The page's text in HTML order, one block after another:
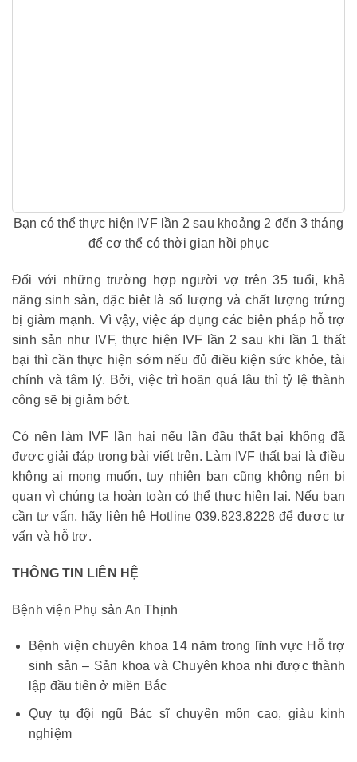
Bạn có thể thực hiện IVF lần 2 sau khoảng 2 đến 3 tháng
để cơ thể có thời gian hồi phục
Đối với những trường hợp người vợ trên 35 tuổi, khả
năng sinh sản, đặc biệt là số lượng và chất lượng trứng
bị giảm mạnh. Vì vậy, việc áp dụng các biện pháp hỗ trợ
sinh sản như IVF, thực hiện IVF lần 2 sau khi lần 1 thất
bại thì cần thực hiện sớm nếu đủ điều kiện sức khỏe, tài
chính và tâm lý. Bởi, việc trì hoãn quá lâu thì tỷ lệ thành
công sẽ bị giảm bớt.
Có nên làm IVF lần hai nếu lần đầu thất bại không đã
được giải đáp trong bài viết trên. Làm IVF thất bại là điều
không ai mong muốn, tuy nhiên bạn cũng không nên bi
quan vì chúng ta hoàn toàn có thể thực hiện lại. Nếu bạn
cần tư vấn, hãy liên hệ Hotline 039.823.8228 để được tư
vấn và hỗ trợ.
THÔNG TIN LIÊN HỆ
Bệnh viện Phụ sản An Thịnh
Bệnh viện chuyên khoa 14 năm trong lĩnh vực Hỗ trợ
sinh sản – Sản khoa và Chuyên khoa nhi được thành
lập đầu tiên ở miền Bắc
Quy tụ đội ngũ Bác sĩ chuyên môn cao, giàu kinh
nghiệm